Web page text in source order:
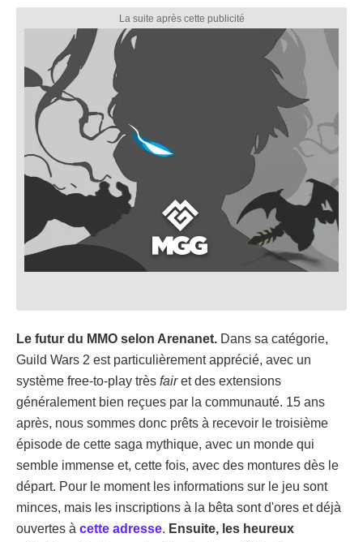
Le futur du MMO selon Arenanet. Dans sa catégorie,
Guild Wars 2 est particulièrement apprécié, avec un
système free-to-play très fairet des extensions
généralement bien reçues par la communauté. 15 ans
après, nous sommes donc prêts à recevoir le troisième
épisode de cette saga mythique, avec un monde qui
semble immense et, cette fois, avec des montures dès le
départ. Pour le moment les informations sur le jeu sont
minces, mais les inscriptions à la bêta sont d'ores et déjà
ouvertes à cette adresse. Ensuite, les heureux